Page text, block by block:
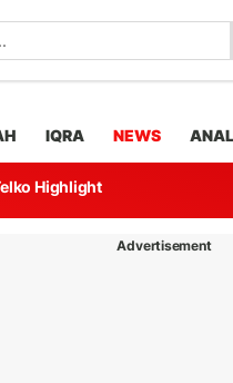
IQRA NEWS
Highlight
Advertisement